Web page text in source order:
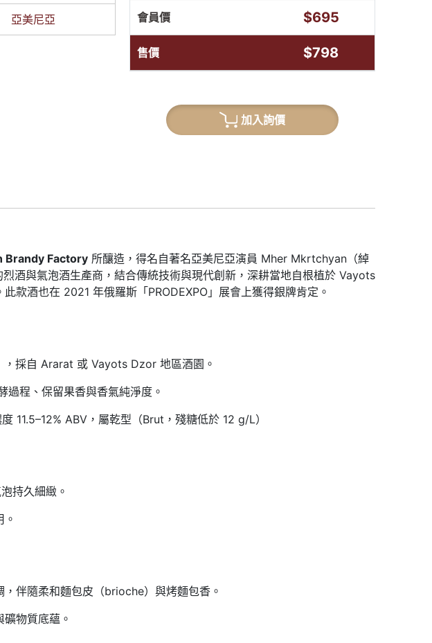
亞美尼亞 會員價 $695
售價 $798
加入詢價
Brandy Factory 所釀造，得名自著名亞美尼亞演員 Mher Mkrtchyan（綽
酒與氣泡酒生產商，結合傳統技術與現代創新，深耕當地自根植於 Vayots
此款酒也在 2021 年俄羅斯「PRODEXPO」展會上獲得銀牌肯定 。
，採自 Ararat 或 Vayots Dzor 地區酒園 。
過程、保留果香與香氣純淨度 。
11.5–12% ABV，屬乾型（Brut，殘糖低於 12 g/L）
泡持久細緻 。
，伴隨柔和麵包皮（brioche）與烤麵包香 。
礦物質底蘊 。